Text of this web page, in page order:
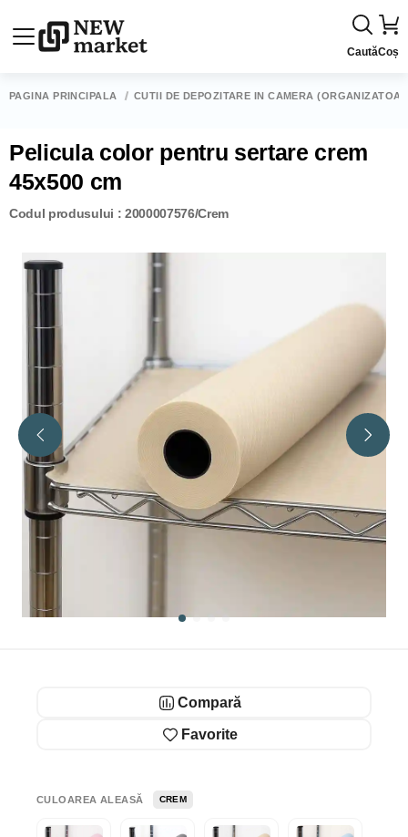
CautăCoș
PAGINA PRINCIPALĂ CUTII DE DEPOZITARE ÎN CAMERĂ
Pelicula color pentru sertare crem
45x500 cm
Codul produsului : 2000007576/Crem
Compară
Favorite
CULOAREA ALEASĂ CREM